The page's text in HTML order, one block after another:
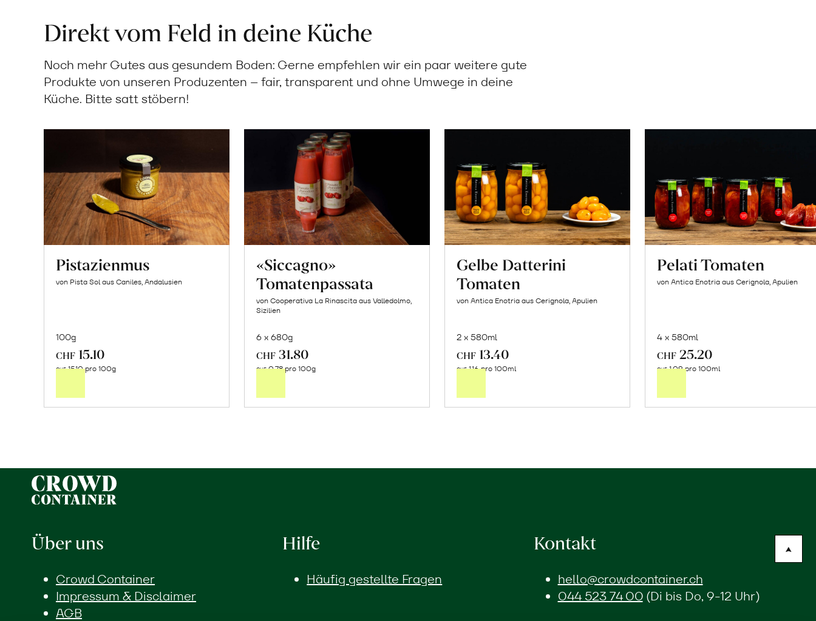
Direkt vom Feld in deine Küche
Noch mehr Gutes aus gesundem Boden: Gerne empfehlen wir ein paar weitere gute
Produkte von unseren Produzenten – fair, transparent und ohne Umwege in deine
Küche. Bitte satt stöbern!
Pistazienmus
von Pista Sol aus Caniles, Andalusien
100g
CHF 15.10
CHF15.10 pro 100g
«Siccagno»
Tomatenpassata
von Cooperativa La Rinascita aus Valledolmo,
Sizilien
6 x 680g
CHF 31.80
CHF0.78 pro 100g
Gelbe Datterini
Tomaten
von Antica Enotria aus Cerignola, Apulien
2 x 580ml
CHF 13.40
CHF1.16 pro 100ml
Pelati Tomaten
von Antica Enotria aus Cerignola, Apulien
4 x 580ml
CHF 25.20
CHF1.09 pro 100ml
Über uns
Crowd Container
Impressum & Disclaimer
AGB
Hilfe
Häufig gestellte Fragen
Kontakt
hello@crowdcontainer.ch
044 523 74 00(Di bis Do, 9-12 Uhr)